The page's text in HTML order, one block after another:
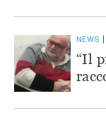
NEWS
“Il